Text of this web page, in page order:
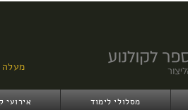
מעלה
מסלולי לימוד אירועי